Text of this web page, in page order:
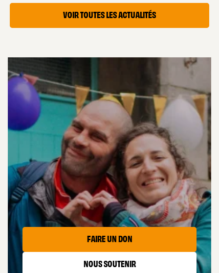
VOIR TOUTES LES ACTUALITÉS
AIDER
LES CAPTIFS
FAIRE UN DON
NOUS SOUTENIR